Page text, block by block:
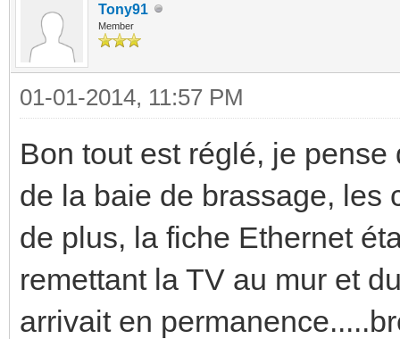
Tony91
Member
01-01-2014, 11:57 PM
Bon tout est réglé, je
de la baie de brassage, les
de plus, la fiche Ethernet
remettant la TV au mur et
arrivait en